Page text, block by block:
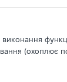
(охоплює